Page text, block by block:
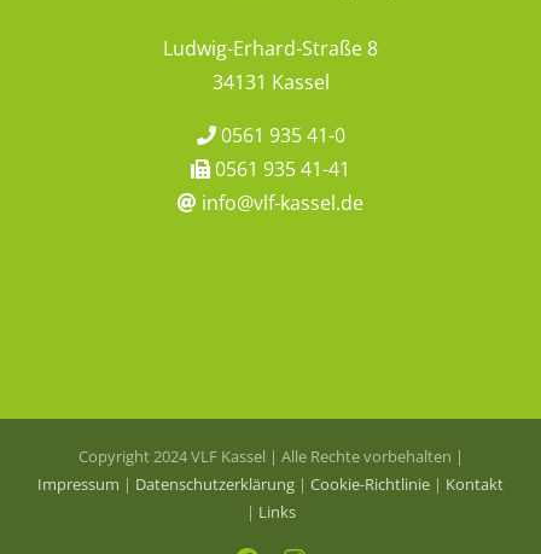
Ludwig-Erhard-Straße 8
34131 Kassel
0561 935 41-0
0561 935 41-41
info@vlf-kassel.de
Copyright 2024 VLF Kassel | Alle Rechte vorbehalten |
Impressum | Datenschutzerklärung | Cookie-Richtlinie | Kontakt
| Links